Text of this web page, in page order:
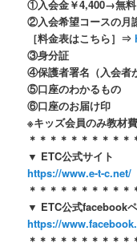
①入会金￥4,400→無
②入会希望コースの月
［料金表はこちら］⇒
③身分証
④保護者署名（入会者
⑤口座のわかるもの
⑥口座のお届け印
※キッズ会員のみ教材
＊＊＊＊＊＊＊＊＊＊
▼ ETC公式サイト
https://www.e-t-c.net/
＊＊＊＊＊＊＊＊＊＊
▼ ETC公式facebook
https://
＊＊＊＊＊＊＊＊＊＊